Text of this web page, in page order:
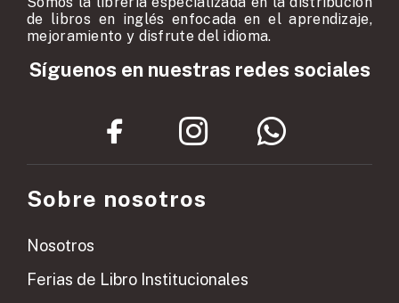
de libros en inglés enfocada en el aprendizaje,
mejoramiento y disfrute del idioma.
Síguenos en nuestras redes sociales
Sobre nosotros
Nosotros
Ferias de Libro Institucionales